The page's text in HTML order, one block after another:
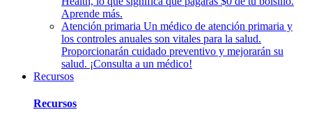
Aprende más.
Atención primaria Un médico de atención primaria y
los controles anuales son vitales para la salud.
Proporcionarán cuidado preventivo y mejorarán su
salud. ¡Consulta a un médico!
Recursos
Recursos